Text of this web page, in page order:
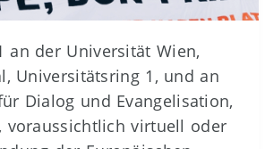
an der Universität Wien,
Universitätsring 1, und an
Dialog und Evangelisation,
voraussichtlich virtuell oder